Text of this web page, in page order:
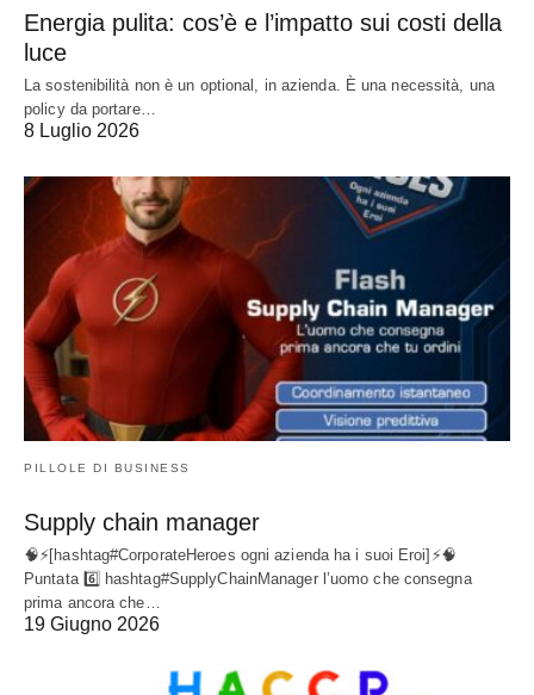
Energia pulita: cos’è e l’impatto sui costi della
luce
La sostenibilità non è un optional, in azienda. È una necessità, una
policy da portare…
8 Luglio 2026
PILLOLE DI BUSINESS
Supply chain manager
🧠⚡[hashtag#CorporateHeroes ogni azienda ha i suoi Eroi]⚡🧠
Puntata 6️⃣ hashtag#SupplyChainManager l’uomo che consegna
prima ancora che…
19 Giugno 2026